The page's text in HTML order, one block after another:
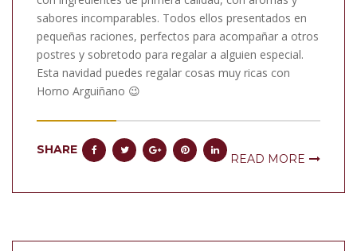
sabores incomparables. Todos ellos presentados en
pequeñas raciones, perfectos para acompañar a otros
postres y sobretodo para regalar a alguien especial.
Esta navidad puedes regalar cosas muy ricas con
Horno Arguiñano 😉
SHARE
READ MORE